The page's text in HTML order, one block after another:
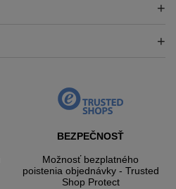
BEZPEČNOSŤ
Možnosť bezplatného
poistenia objednávky - Trusted
Shop Protect